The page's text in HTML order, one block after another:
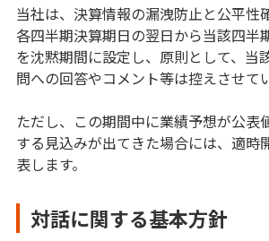
当社は、決算情報の漏洩防止と公平性
各四半期決算期日の翌日から当該四半
を沈黙期間に設定し、原則として、当
問への回答やコメント等は控えさせて
ただし、この期間中に業績予想が公表
する見込みが出てきた場合には、適時
表します。
対話に関する基本方針